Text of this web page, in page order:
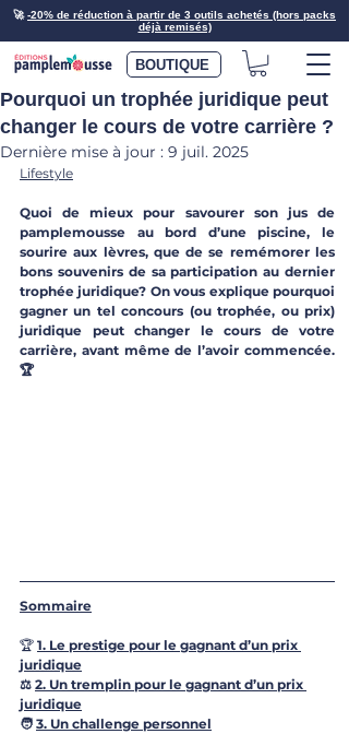
🚀-20% de réduction à partir de 3 outils achetés (hors packs
déjà remisés)
BOUTIQUE
Pourquoi un trophée juridique peut
changer le cours de votre carrière ?
Dernière mise à jour : 9 juil. 2025
Lifestyle
Quoi de mieux pour savourer son jus de
pamplemousse au bord d’une piscine, le
sourire aux lèvres, que de se remémorer les
bons souvenirs de sa participation au dernier
trophée juridique? On vous explique pourquoi
gagner un tel concours (ou trophée, ou prix)
juridique peut changer le cours de votre
carrière, avant même de l’avoir commencée.
🏆
Sommaire
🏆 1. Le prestige pour le gagnant d’un prix
juridique
⚖️ 2. Un tremplin pour le gagnant d’un prix
juridique
🧑‍ 3. Un challenge personnel